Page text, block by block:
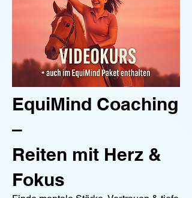
EquiMind Coaching
–
Reiten mit Herz &
Fokus